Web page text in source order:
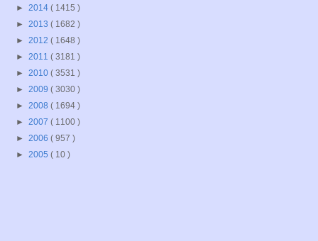
► 2014 ( 1415 )
► 2013 ( 1682 )
► 2012 ( 1648 )
► 2011 ( 3181 )
► 2010 ( 3531 )
► 2009 ( 3030 )
► 2008 ( 1694 )
► 2007 ( 1100 )
► 2006 ( 957 )
► 2005 ( 10 )